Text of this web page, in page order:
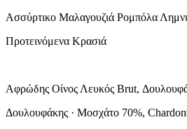
Ασσύρτικο Μαλαγουζιά Ρομπόλα
Προτεινόμενα Κρασιά
Αφρώδης Οίνος Λευκός Brut,
Δουλουφάκης · Μοσχάτο 70%,